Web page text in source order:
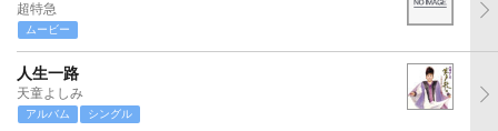
超特急
ムービー
人生一路
天童よしみ
アルバム シングル